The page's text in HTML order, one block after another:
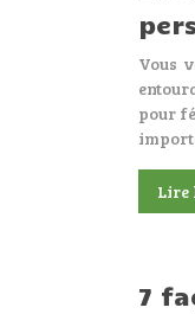
Vous
pour
Lire
7